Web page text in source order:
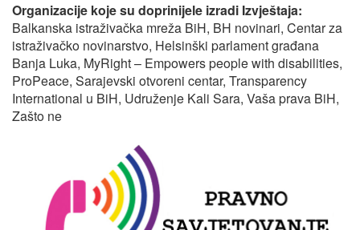
Organizacije koje su doprinijele izradi Izvještaja:
Balkanska istraživačka mreža BiH, BH novinari, Centar za
istraživačko novinarstvo, Helsinški parlament građana
Banja Luka, MyRight – Empowers people with disabilities,
ProPeace, Sarajevski otvoreni centar, Transparency
International u BiH, Udruženje Kali Sara, Vaša prava BiH,
Zašto ne